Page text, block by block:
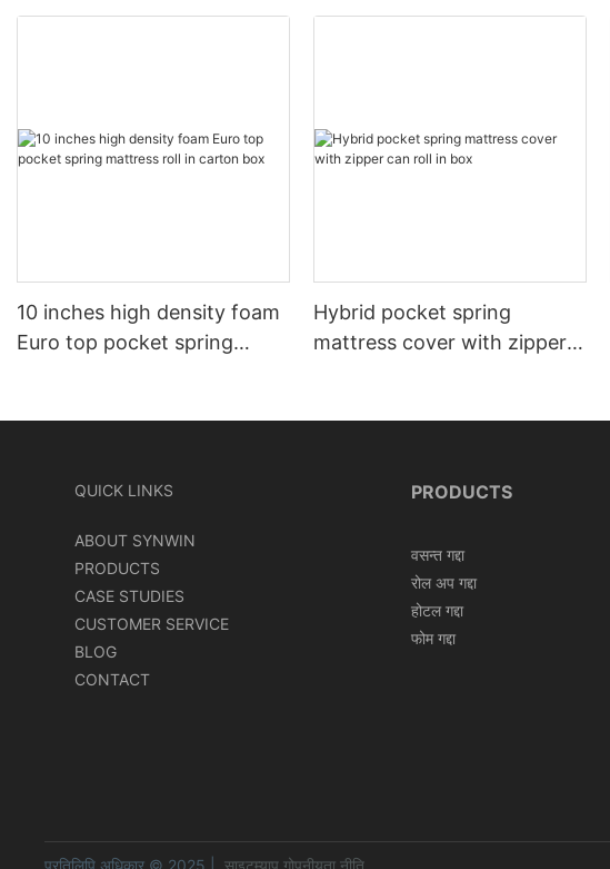
10 inches high density foam
Euro top pocket spring
Hybrid pocket spring
mattress cover with zipper
QUICK LINKS
ABOUT SYNWIN
PRODUCTS
CASE STUDIES
CUSTOMER SERVICE
BLOG
CONTACT
PRODUCTS
वसन्त गद्दा
रोल अप गद्दा
होटल गद्दा
फोम गद्दा
प्रतिलिपि अधिकार © 2025 | साइटम्यापगोपनीयता नीति